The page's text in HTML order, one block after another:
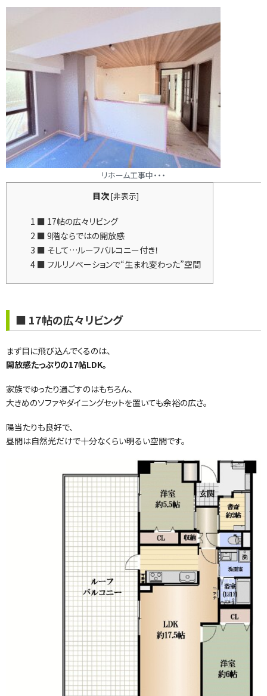
リホーム工事中・・・
目次[非表示]
1 ■ 17帖の広々リビング
2 ■ 9階ならではの開放感
3 ■ そして…ルーフバルコニー付き！
4 ■ フルリノベーションで“生まれ変わった”空間
■ 17帖の広々リビング
まず目に飛び込んでくるのは、
開放感たっぷりの17帖LDK。
家族でゆったり過ごすのはもちろん、
大きめのソファやダイニングセットを置いても余裕の広さ。
陽当たりも良好で、
昼間は自然光だけで十分なくらい明るい空間です。